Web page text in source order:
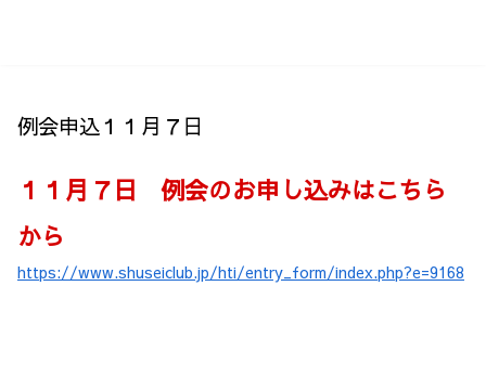
例会申込１１月７日
１１月７日 例会のお申し込みはこちら
から
https://www.shuseiclub.jp/hti/entry_form/index.php?e=9168